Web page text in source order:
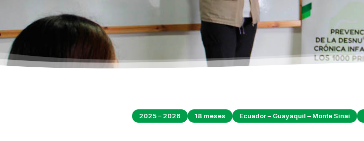
2025 – 2026 18 meses Ecuador – Guayaquil – Monte Sinaí